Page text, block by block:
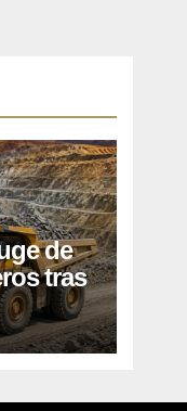
de
tras
de
para
oro